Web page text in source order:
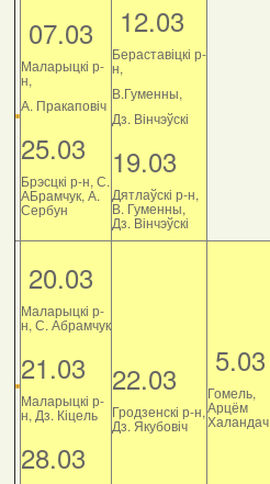
07.03
Маларыцкі р-
н,
А. Пракаповіч
25.03
Брэсцкі р-н, С.
АБрамчук, А.
Сербун
12.03
Бераставіцкі р-
н,
В.Гуменны,
Дз. Вінчэўскі
19.03
Дятлаўскі р-н,
В. Гуменны,
Дз. Вінчэўскі
20.03
Маларыцкі р-
н, С. Абрамчук
21.03
Маларыцкі р-
н, Дз. Кіцель
28.03
22.03
Гродзенскі р-н,
Дз. Якубовіч
5.03
Гомель,
Арцём
Халандач